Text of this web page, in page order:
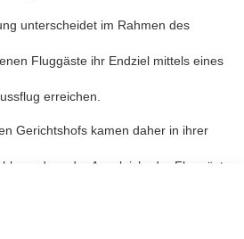
unterscheidet im Rahmen des
Fluggäste ihr Endziel mittels eines
erreichen.
Gerichtshofs kamen daher in ihrer
dass der Ausgleich, der Fluggästen
Verspätung eines Flugs mit